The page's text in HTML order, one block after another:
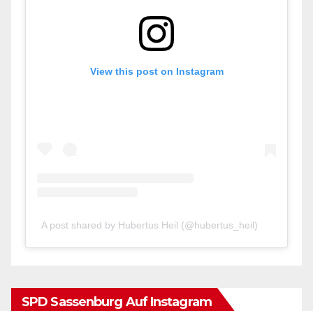
View this post on Instagram
A post shared by Hubertus Heil (@hubertus_heil)
SPD Sassenburg Auf Instagram